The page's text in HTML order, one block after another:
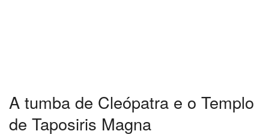
A tumba de Cleópatra e o Templo
de Taposiris Magna